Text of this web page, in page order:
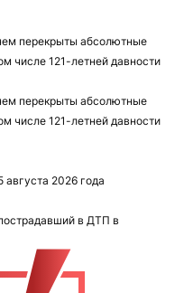
перекрыты абсолютные
числе 121-летней давности
перекрыты абсолютные
числе 121-летней давности
августа 2026 года
в ДТП в